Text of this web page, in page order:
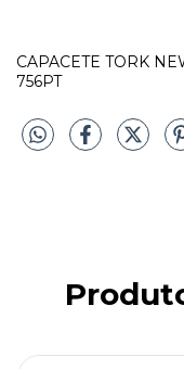
CAPACETE TORK
756PT